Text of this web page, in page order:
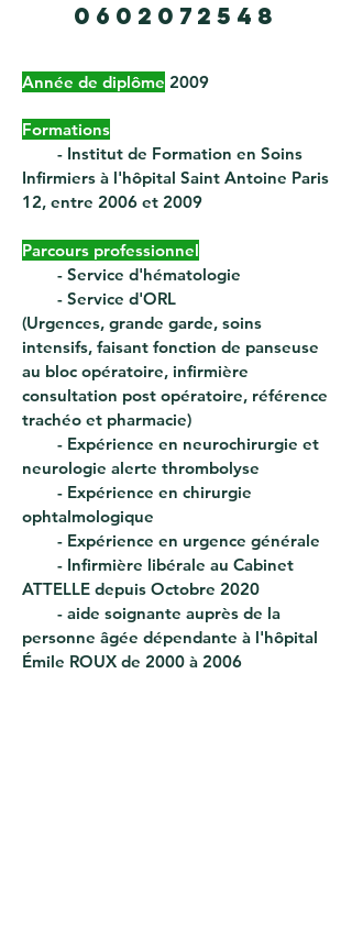
0602072548
Année de diplôme 2009
Formations
- Institut de Formation en Soins
Infirmiers à l'hôpital Saint Antoine Paris
12, entre 2006 et 2009
Parcours professionnel
- Service d'hématologie
- Service d'ORL
(Urgences, grande garde, soins
intensifs, faisant fonction de panseuse
au bloc opératoire, infirmière
consultation post opératoire, référence
trachéo et pharmacie)
- Expérience en neurochirurgie et
neurologie alerte thrombolyse
- Expérience en chirurgie
ophtalmologique
- Expérience en urgence générale
- Infirmière libérale au Cabinet
ATTELLE depuis Octobre 2020
- aide soignante auprès de la
personne âgée dépendante à l'hôpital
Émile ROUX de 2000 à 2006